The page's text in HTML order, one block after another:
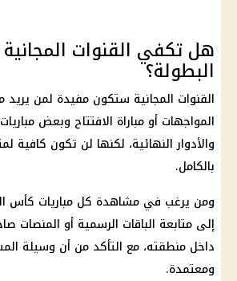
هل تكفي القنوات المجانية
البطولة؟
القنوات المجانية ستكون مفيدة لمن يريد
المواجهات أو مباراة الافتتاح وبعض
والأدوار النهائية، لكنها لن تكون كافية
بالكامل.
ومن يرغب في مشاهدة كل مباريات كأس
إلى متابعة الباقات الرسمية أو المنصات
داخل منطقته، مع التأكد من أن وسيلة
ومعتمدة.